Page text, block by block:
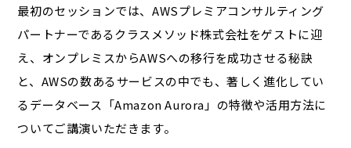
最初のセッションでは、AWSプレミアコンサルティング
パートナーであるクラスメソッド株式会社をゲストに迎
え、オンプレミスからAWSへの移行を成功させる秘訣
と、AWSの数あるサービスの中でも、著しく進化してい
るデータベース「Amazon Aurora」の特徴や活用方法に
ついてご講演いただきます。